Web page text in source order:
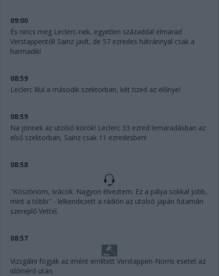
09:00
És nincs meg Leclerc-nek, egyetlen századdal elmarad
Verstappentől! Sainz javít, de 57 ezredes hátránnyal csak a
harmadik!
08:59
Leclerc lilul a második szektorban, két tized az előnye!
08:59
Na jönnek az utolsó körök! Leclerc 33 ezred lemaradásban az
első szektorban, Sainz csak 11 ezredesben!
08:58
"Köszönöm, srácok. Nagyon élveztem. Ez a pálya sokkal jobb,
mint a többi" - lelkendezett a rádión az utolsó japán futamán
szereplő Vettel.
08:57
Vizsgálni fogják az imént említett Verstappen-Norris esetet az
időmérő után.